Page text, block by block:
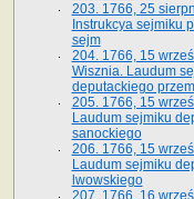
203. 1766, 25
Instrukcya sejmiku
sejm
204. 1766, 15
Wisznia. Laudum
deputackiego
205. 1766, 15
Laudum sejmiku
sanockiego
206. 1766, 15
Laudum sejmiku
lwowskiego
207. 1766, 16